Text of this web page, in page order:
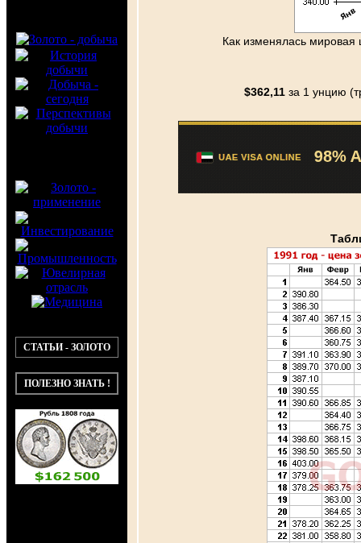
СТАТЬИ - ЗОЛОТО
ПОЛЕЗНО ЗНАТЬ !
Как изменялась мировая
$362,11 за 1 унцию